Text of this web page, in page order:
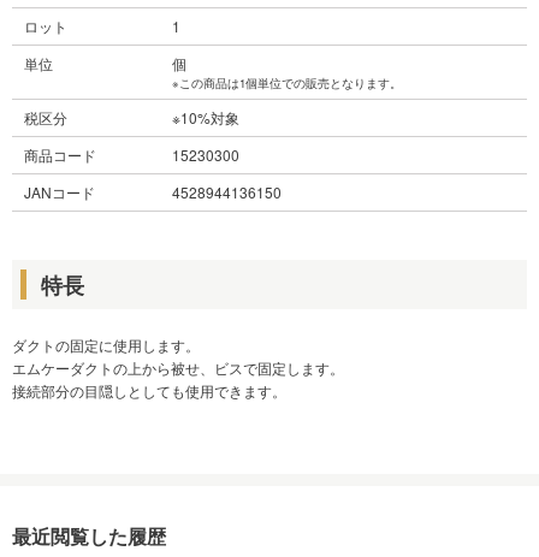
ロット
1
単位
個
※この商品は1個単位での販売となります。
税区分
※10%対象
商品コード
15230300
JANコード
4528944136150
特長
ダクトの固定に使用します。
エムケーダクトの上から被せ、ビスで固定します。
接続部分の目隠しとしても使用できます。
最近閲覧した履歴